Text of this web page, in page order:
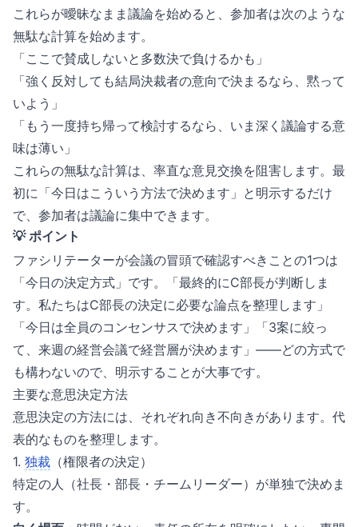
これらが曖昧なまま議論を始めると、参加者は次のような
無駄な計算を始めます。
「ここで賛成しないと多数決で負けるかも」
「強く反対しても結局決裁者の意向で決まるなら、黙って
いよう」
「もう一度持ち帰って検討するなら、いま深く議論する意
味は薄い」
これらの無駄な計算は、率直な意見交換を阻害します。最
初に「今日はこういう方法で決めます」と明示するだけ
で、参加者は議論に集中できます。
💡 ポイント
ファシリテーターが会議の冒頭で確認すべきことの1つは
「今日の決定方式」です。「最終的にC部長が判断しま
す。私たちはC部長の決定に必要な論点を整理します」
「今日は全員のコンセンサスで決めます」「3案に絞っ
て、来週の経営会議で経営層が決めます」——どの方式で
も構わないので、明示することが大事です。
主要な意思決定方法
意思決定の方法には、それぞれ向き不向きがあります。代
表的なものを整理します。
1. 独裁 （権限者の決定）
特定の人（社長・部長・チームリーダー）が単独で決めま
す。